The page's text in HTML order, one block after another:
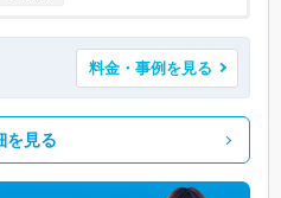
料金・事例を見る
を見る